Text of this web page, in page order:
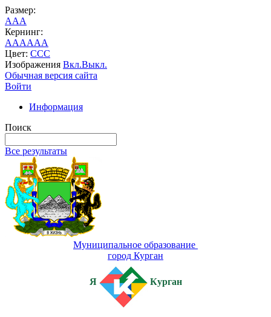
Размер:
AAA
Кернинг:
AAAAAA
Цвет: CCC
Изображения Вкл.Выкл.
Обычная версия сайта
Войти
Информация
Поиск
Все результаты
Муниципальное образование
город Курган
Я Курган